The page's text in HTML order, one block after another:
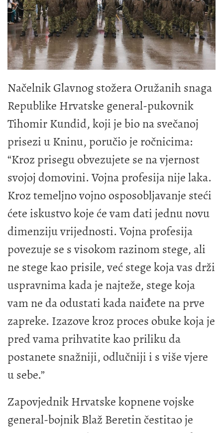
Načelnik Glavnog stožera Oružanih snaga
Republike Hrvatske general-pukovnik
Tihomir Kundid, koji je bio na svečanoj
prisezi u Kninu, poručio je ročnicima:
“Kroz prisegu obvezujete se na vjernost
svojoj domovini. Vojna profesija nije laka.
Kroz temeljno vojno osposobljavanje steći
ćete iskustvo koje će vam dati jednu novu
dimenziju vrijednosti. Vojna profesija
povezuje se s visokom razinom stege, ali
ne stege kao prisile, već stege koja vas drži
uspravnima kada je najteže, stege koja
vam ne da odustati kada naiđete na prve
zapreke. Izazove kroz proces obuke koja je
pred vama prihvatite kao priliku da
postanete snažniji, odlučniji i s više vjere
u sebe.”
Zapovjednik Hrvatske kopnene vojske
general-bojnik Blaž Beretin čestitao je